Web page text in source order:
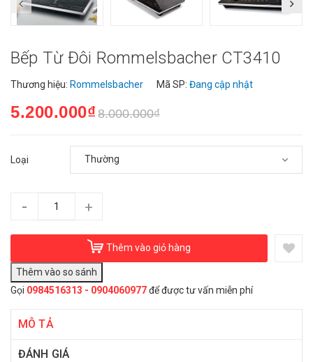
Bếp Từ Đôi Rommelsbacher CT3410
Thương hiệu: Rommelsbacher Mã SP: Đang cập nhật
5.200.000₫8.000.000₫
Loại
- +
Thêm vào giỏ hàng
Gọi 0984516313 - 0904060977để được tư vấn miễn phí
MÔ TẢ
ĐÁNH GIÁ